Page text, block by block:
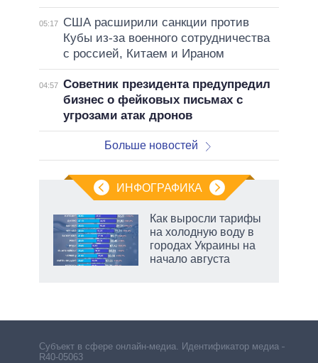
05:17
США расширили санкции против
Кубы из-за военного сотрудничества
с россией, Китаем и Ираном
04:57 Советник президента предупредил
бизнес о фейковых письмах с
угрозами атак дронов
Больше новостей
ИНФОГРАФИКА
Как выросли тарифы
на холодную воду в
городах Украины на
начало августа
Субъект в сфере онлайн-медиа. Идентификатор медиа –
R40-05063